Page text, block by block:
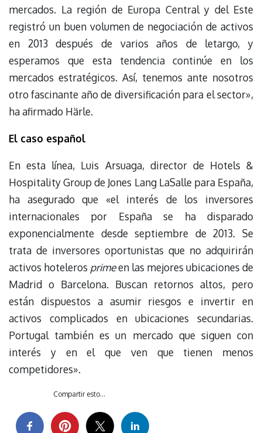
mercados. La región de Europa Central y del Este
registró un buen volumen de negociación de activos
en 2013 después de varios años de letargo, y
esperamos que esta tendencia continúe en los
mercados estratégicos. Así, tenemos ante nosotros
otro fascinante año de diversificación para el sector»,
ha afirmado Härle.
El caso español
En esta línea, Luis Arsuaga, director de Hotels &
Hospitality Group de Jones Lang LaSalle para España,
ha asegurado que «el interés de los inversores
internacionales por España se ha disparado
exponencialmente desde septiembre de 2013. Se
trata de inversores oportunistas que no adquirirán
activos hoteleros primeen las mejores ubicaciones de
Madrid o Barcelona. Buscan retornos altos, pero
están dispuestos a asumir riesgos e invertir en
activos complicados en ubicaciones secundarias.
Portugal también es un mercado que siguen con
interés y en el que ven que tienen menos
competidores».
Compartir esto...